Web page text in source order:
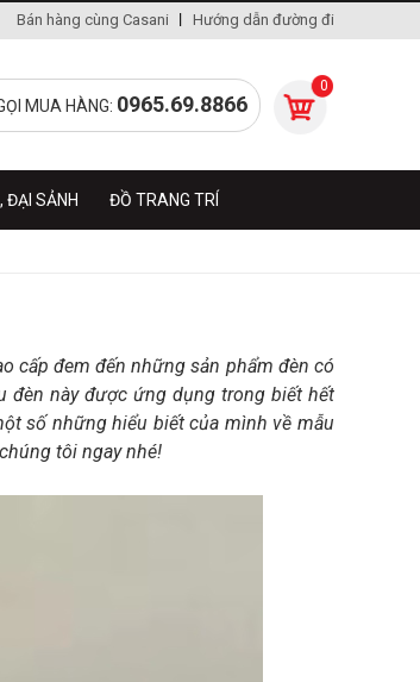
Hướng dẫn đường đi
Bán hàng cùng Casani
0
MUA HÀNG: 0965.69.8866
ĐẠI SẢNH ĐỒ TRANG TRÍ
cấp đem đến những sản phẩm đèn có
này được ứng dụng trong biết hết
số những hiểu biết của mình về mẫu
tôi ngay nhé!